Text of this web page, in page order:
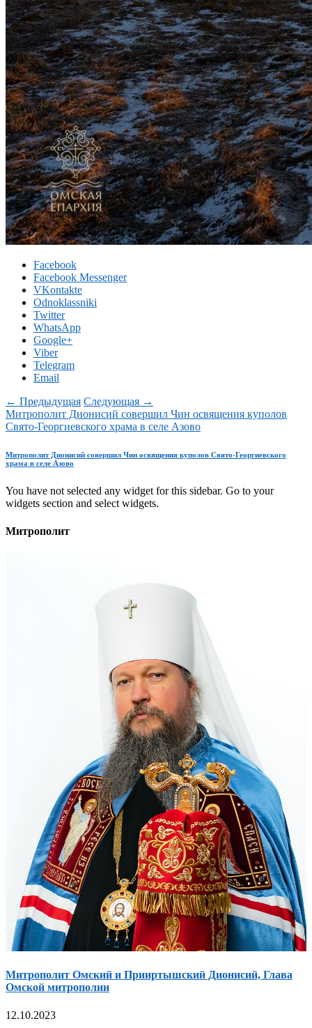
Facebook
Facebook Messenger
VKontakte
Odnoklassniki
Twitter
WhatsApp
Google+
Viber
Telegram
Email
← Предыдущая Следующая →
Митрополит Дионисий совершил Чин освящения куполов
Свято-Георгиевского храма в селе Азово
Митрополит Дионисий совершил Чин освящения куполов Свято-Георгиевского
храма в селе Азово
You have not selected any widget for this sidebar. Go to your
widgets section and select widgets.
Митрополит
Митрополит Омский и Прииртышский Дионисий, Глава
Омской митрополии
12.10.2023